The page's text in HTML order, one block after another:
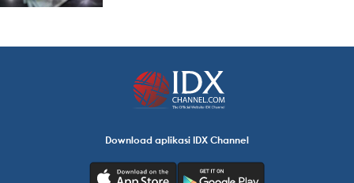
Download aplikasi IDX Channel